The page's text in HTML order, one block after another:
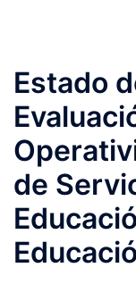
Estado
de